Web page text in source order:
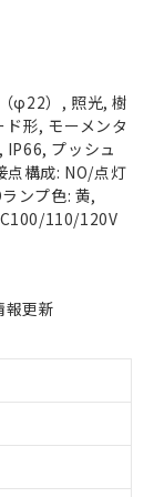
φ22）, 照光, 樹
形, モーメンタ
IP66, プッシュ
点構成: NO/点灯
ンプ色: 黄,
110/120V
更新